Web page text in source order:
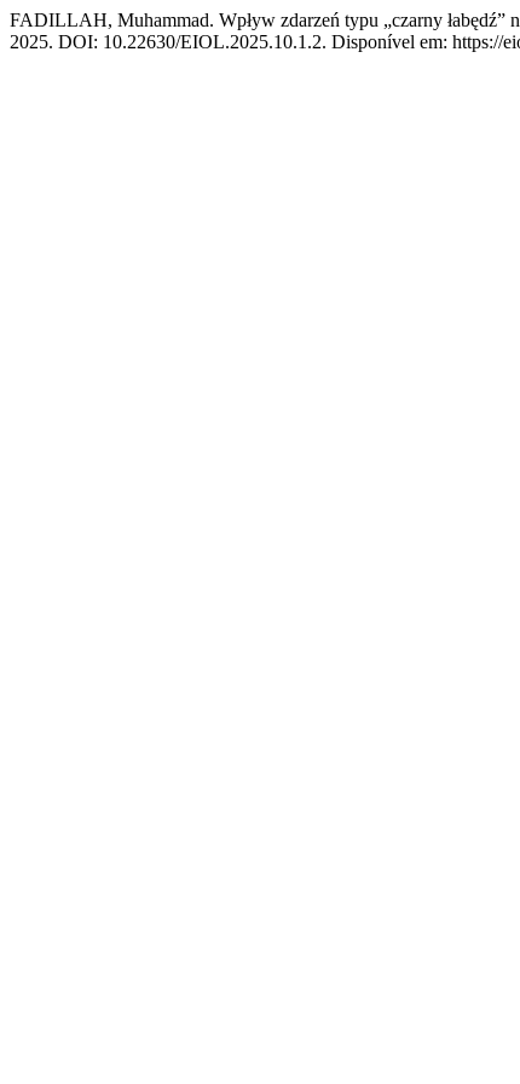
FADILLAH, Muhammad. Wpływ zdarzeń typu „czarny
2025. DOI: 10.22630/EIOL.2025.10.1.2. Disponível em: https://